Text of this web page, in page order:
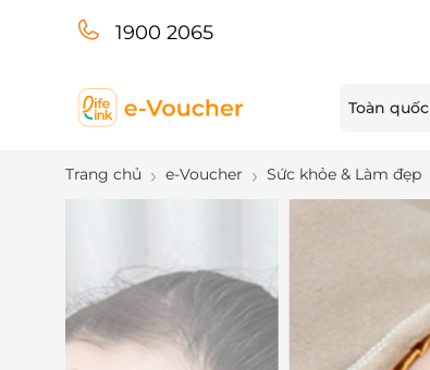
1900 2065
Toàn quốc
Trang chủ e-Voucher Sức khỏe & Làm đẹp